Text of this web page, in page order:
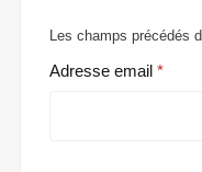
Les champs précédés
Adresse email